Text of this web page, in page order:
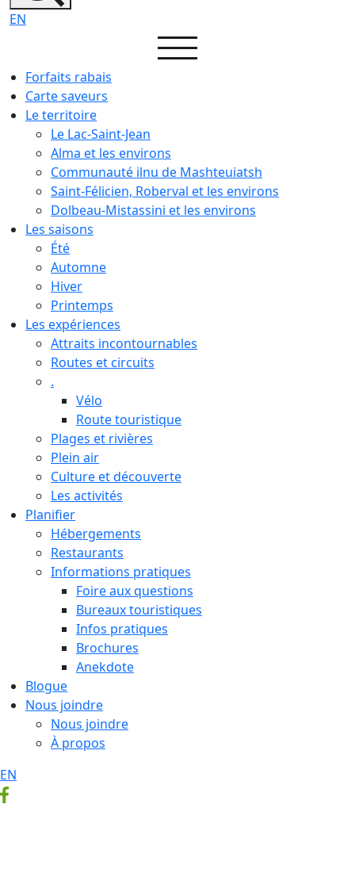
EN
Forfaits rabais
Carte saveurs
Le territoire
Le Lac-Saint-Jean
Alma et les environs
Communauté ilnu de Mashteuiatsh
Saint-Félicien, Roberval et les environs
Dolbeau-Mistassini et les environs
Les saisons
Été
Automne
Hiver
Printemps
Les expériences
Attraits incontournables
Routes et circuits
.
Vélo
Route touristique
Plages et rivières
Plein air
Culture et découverte
Les activités
Planifier
Hébergements
Restaurants
Informations pratiques
Foire aux questions
Bureaux touristiques
Infos pratiques
Brochures
Anekdote
Blogue
Nous joindre
Nous joindre
À propos
EN